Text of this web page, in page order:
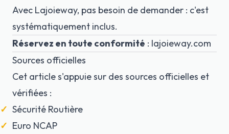
Avec Lajoieway, pas besoin de demander : c'est
systématiquement inclus.
Réservez en toute conformité : lajoieway.com
Sources officielles
Cet article s'appuie sur des sources officielles et
vérifiées :
Sécurité Routière
Euro NCAP